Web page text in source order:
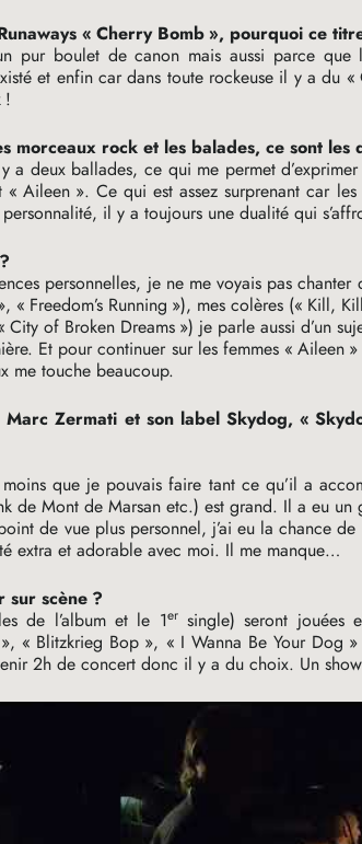
« Cherry Bomb », pourquoi ce
pur boulet de canon mais aussi parce
et enfin car dans toute rockeuse il y a du «
!
morceaux rock et les balades, ce sont
a deux ballades, ce qui me permet
« Aileen ». Ce qui est assez surprenant car
il y a toujours une dualité qui
?
personnelles, je ne me voyais pas
« Freedom’s Running »), mes colères (« Kill,
City of Broken Dreams ») je parle aussi d’un
Et pour continuer sur les femmes « Aileen
me touche beaucoup.
Zermati et son label Skydog, «
que je pouvais faire tant ce qu’il a
de Mont de Marsan etc.) est grand. Il a eu un
de vue plus personnel, j’ai eu la chance
extra et adorable avec moi. Il me manque…
sur scène ?
de l’album et le 1ersingle) seront jouées
», « Blitzkrieg Bop », « I Wanna Be Your Dog
2h de concert donc il y a du choix. Un